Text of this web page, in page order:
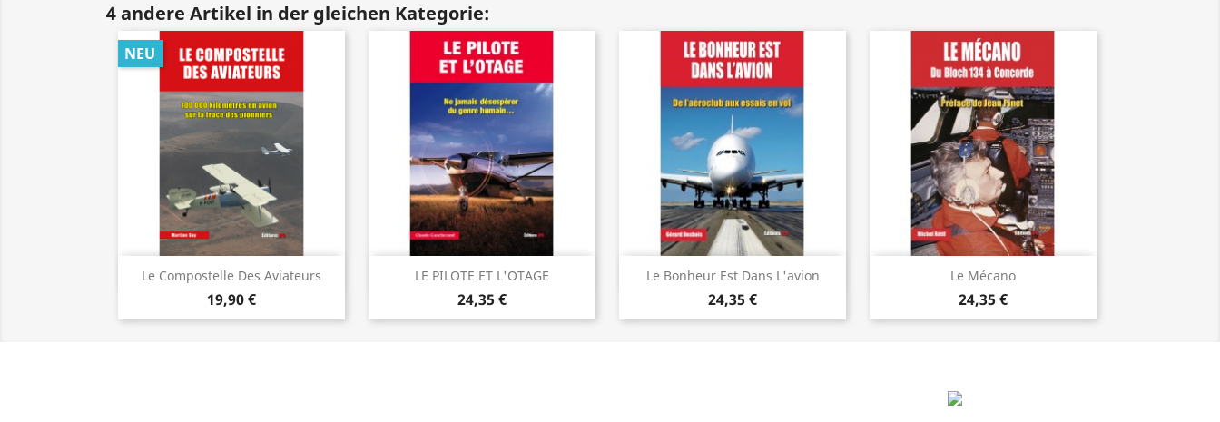
4 andere Artikel in der gleichen Kategorie:
Le Compostelle Des Aviateurs
19,90 €
NEU
Vorschau LE PILOTE ET L'OTAGE
24,35 €
Vorschau Le Bonheur Est Dans L'avion
24,35 €
Vorschau Le Mécano
24,35 €
Vorschau